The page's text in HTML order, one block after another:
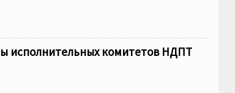
исполнительных комитетов НДПТ